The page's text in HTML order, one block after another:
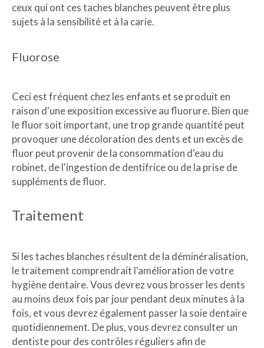
ceux qui ont ces taches blanches peuvent être plus
sujets à la sensibilité et à la carie.
Fluorose
Ceci est fréquent chez les enfants et se produit en
raison d'une exposition excessive au fluorure. Bien que
le fluor soit important, une trop grande quantité peut
provoquer une décoloration des dents et un excès de
fluor peut provenir de la consommation d'eau du
robinet, de l'ingestion de dentifrice ou de la prise de
suppléments de fluor.
Traitement
Si les taches blanches résultent de la déminéralisation,
le traitement comprendrait l'amélioration de votre
hygiène dentaire. Vous devrez vous brosser les dents
au moins deux fois par jour pendant deux minutes à la
fois, et vous devrez également passer la soie dentaire
quotidiennement. De plus, vous devrez consulter un
dentiste pour des contrôles réguliers afin de